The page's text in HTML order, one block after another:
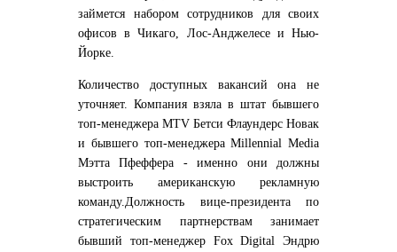
займется набором сотрудников для своих
офисов в Чикаго, Лос-Анджелесе и Нью-
Йорке.
Количество доступных вакансий она не
уточняет. Компания взяла в штат бывшего
топ-менеджера MTV Бетси Флаундерс Новак
и бывшего топ-менеджера Millennial Media
Мэтта Пфеффера - именно они должны
выстроить американскую рекламную
команду.Должность вице-президента по
стратегическим партнерствам занимает
бывший топ-менеджер Fox Digital Эндрю